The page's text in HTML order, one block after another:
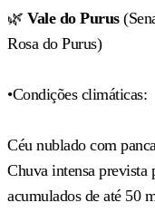
🌿 Vale do Purus
Rosa do Purus)
•Condições climáticas:
Céu nublado com
Chuva intensa prevista
acumulados de até 50